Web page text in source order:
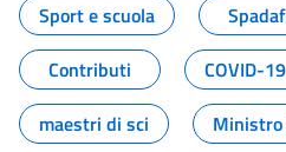
Sport e scuola
Contributi
COVID-
maestri di sci
Ministro